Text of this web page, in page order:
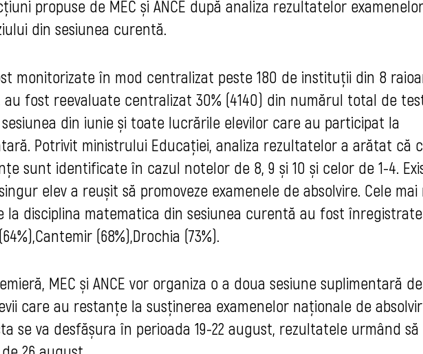
propuse de MEC și ANCE după analiza rezultatelor
din sesiunea curentă.
monitorizate în mod centralizat peste 180 de instituții din 8
fost reevaluate centralizat 30% (4140) din numărul total de
din iunie și toate lucrările elevilor care au participat la
Potrivit ministrului Educației, analiza rezultatelor a arătat că
sunt identificate în cazul notelor de 8, 9 și 10 și celor de 1-4.
elev a reușit să promoveze examenele de absolvire. Cele mai
la disciplina matematica din sesiunea curentă au fost
(68%),Drochia (73%).
MEC și ANCE vor organiza o a doua sesiune suplimentară de
care au restanțe la susținerea examenelor naționale de
se va desfășura în perioada 19-22 august, rezultatele urmând